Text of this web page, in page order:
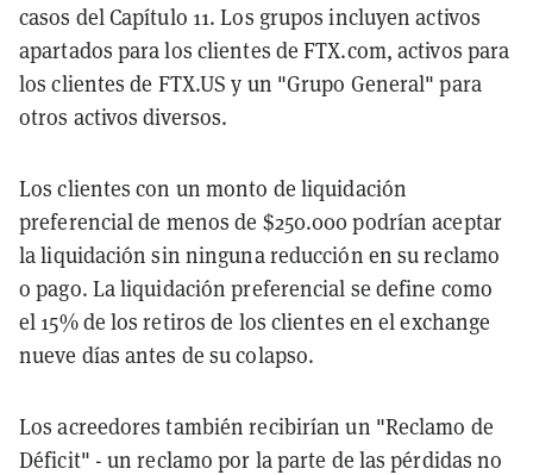
casos del Capítulo 11. Los grupos incluyen activos
apartados para los clientes de FTX.com, activos para
los clientes de FTX.US y un "Grupo General" para
otros activos diversos.
Los clientes con un monto de liquidación
preferencial de menos de $250.000 podrían aceptar
la liquidación sin ninguna reducción en su reclamo
o pago. La liquidación preferencial se define como
el 15% de los retiros de los clientes en el exchange
nueve días antes de su colapso.
Los acreedores también recibirían un "Reclamo de
Déficit" - un reclamo por la parte de las pérdidas no